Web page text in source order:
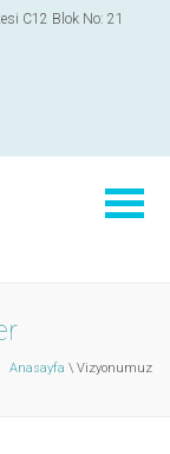
C12 Blok No: 21
Anasayfa \ Vizyonumuz